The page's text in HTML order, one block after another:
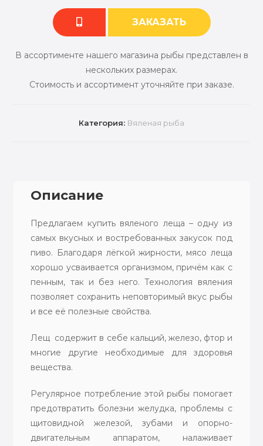
ЗАКАЗАТЬ
В ассортименте нашего магазина рыбы представлен в
нескольких размерах.
Стоимость и ассортимент уточняйте при заказе.
Категория: Вяленая рыба
Описание
Предлагаем купить вяленого леща – одну из
самых вкусных и востребованных закусок под
пиво. Благодаря лёгкой жирности, мясо леща
хорошо усваивается организмом, причём как с
пенным, так и без него. Технология вяления
позволяет сохранить неповторимый вкус рыбы
и все её полезные свойства.
Лещ содержит в себе кальций, железо, фтор и
многие другие необходимые для здоровья
вещества.
Регулярное потребление этой рыбы помогает
предотвратить болезни желудка, проблемы с
щитовидной железой, зубами и опорно-
двигательным аппаратом, налаживает